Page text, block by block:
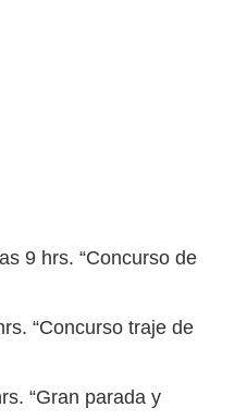
9 hrs. “Concurso de
“Concurso traje de
“Gran parada y